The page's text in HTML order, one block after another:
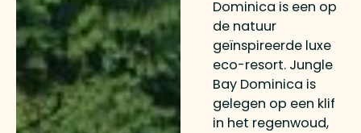
Dominica is een op
de natuur
geïnspireerde luxe
eco-resort. Jungle
Bay Dominica is
gelegen op een klif
in het regenwoud,